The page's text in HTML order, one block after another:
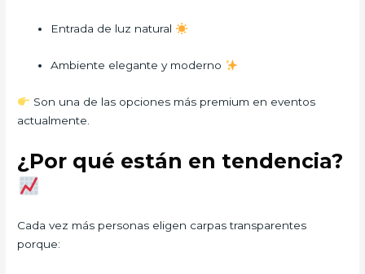
Entrada de luz natural
Ambiente elegante y moderno
Son una de las opciones más premium en eventos
actualmente.
¿Por qué están en tendencia?
Cada vez más personas eligen carpas transparentes
porque: